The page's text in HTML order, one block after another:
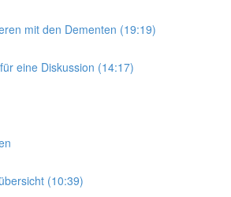
mit den Dementen (19:19)
eine Diskussion (14:17)
(10:39)